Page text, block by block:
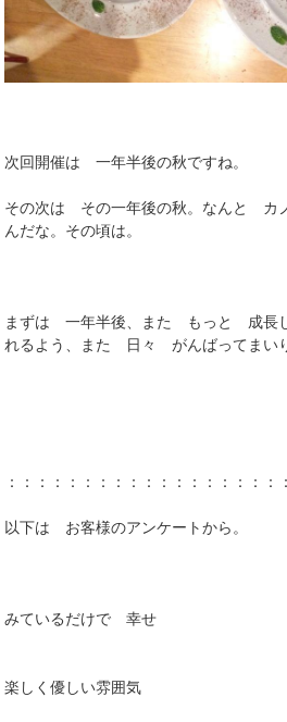
次回開催は 一年半後の秋ですね。
その次は その一年後の秋。なんと カ
んだな。その頃は。
まずは 一年半後、また もっと 成長
れるよう、また 日々 がんばってまいり
：：：：：：：：：：：：：：：：：
以下は お客様のアンケートから。
みているだけで 幸せ
楽しく優しい雰囲気